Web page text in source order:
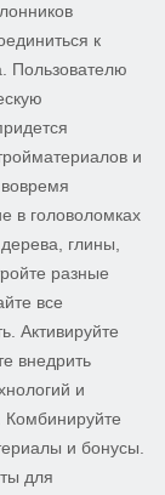
к
Пользователю
и
в головоломках
глины,
разные
все
Активируйте
внедрить
и
и бонусы.
для